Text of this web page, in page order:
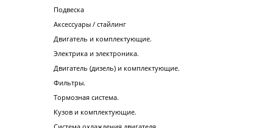
Подвеска
Аксессуары / стайлинг
Двигатель и комплектующие.
Электрика и электроника.
Двигатель (дизель) и комплектующие.
Фильтры.
Тормозная система.
Кузов и комплектующие.